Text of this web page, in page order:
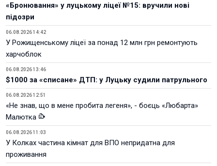
«Бронювання» у луцькому ліцеї №15: вручили нові
підозри
06.08.2026 14:42
У Рожищенському ліцеї за понад 12 млн грн ремонтують
харчоблок
06.08.2026 13:46
$1000 за «списане» ДТП: у Луцьку судили патрульного
06.08.2026 12:51
«Не знав, що в мене пробита легеня», - боєць «Любарта»
Малютка
06.08.2026 11:03
У Колках частина кімнат для ВПО непридатна для
проживання